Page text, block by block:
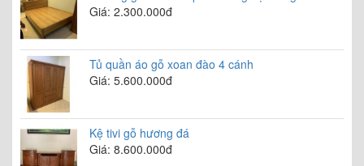
Giá: 2.300.000đ
Tủ quần áo gỗ xoan đào 4 cánh
Giá: 5.600.000đ
Kệ tivi gỗ hương đá
Giá: 8.600.000đ